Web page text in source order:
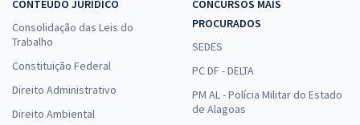
CONTEÚDO JURÍDICO
Consolidação das Leis do
Trabalho
Constituição Federal
Direito Administrativo
Direito Ambiental
CONCURSOS MAIS
PROCURADOS
SEDES
PC DF - DELTA
PM AL - Polícia Militar do Estado
de Alagoas